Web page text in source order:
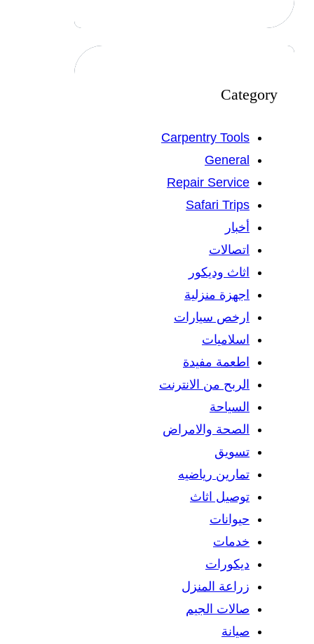
Category
Carpentry Tools
General
Repair Service
Safari Trips
أخبار
اتصالات
اثاث وديكور
اجهزة منزلية
ارخص سيارات
اسلاميات
اطعمة مفيدة
الربح من الانترنت
السياحة
الصحة والامراض
تسويق
تمارين رياضيه
توصيل اثاث
حيوانات
خدمات
ديكورات
زراعة المنزل
صالات الجيم
صيانة